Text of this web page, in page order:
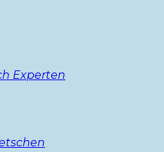
Experten